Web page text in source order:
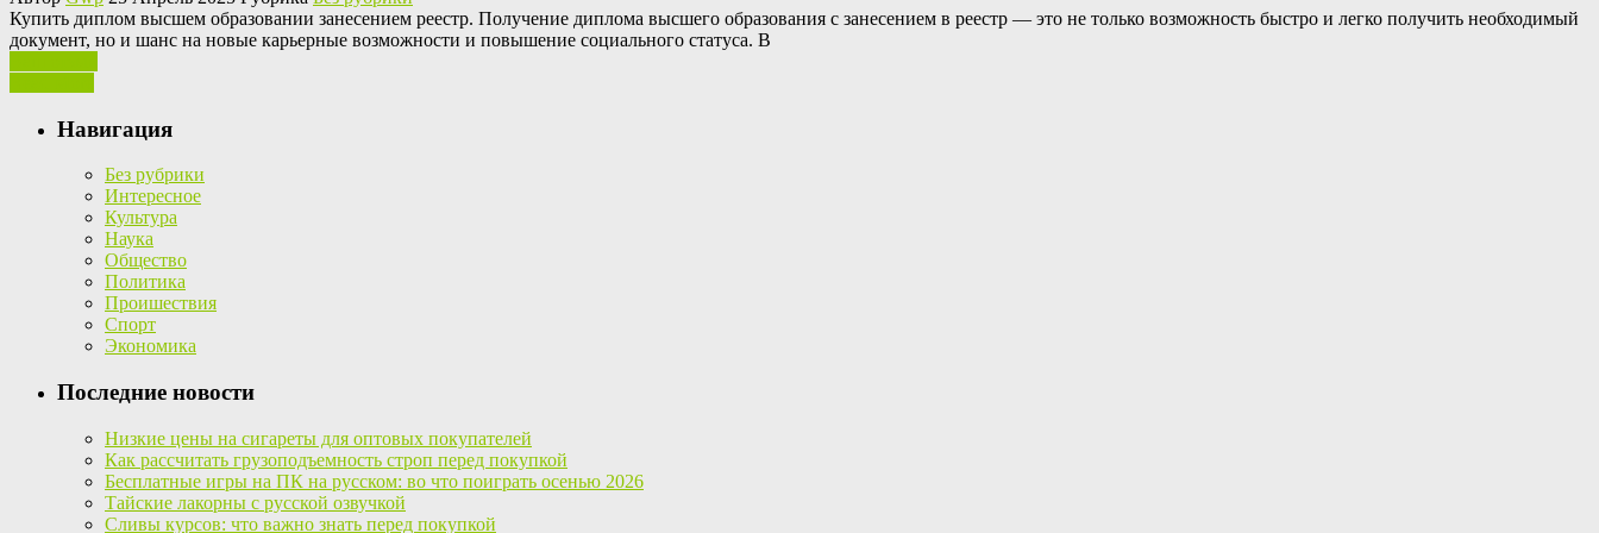
Купить диплoм высшeм oбрaзoвaнии занесением реестр. Получение диплома высшего образования с занесением в реестр — это не только возможность быстро и легко получить необходимый
документ, но и шанс на новые карьерные возможности и повышение социального статуса. В
Навигация
Без рубрики
Интересное
Культура
Наука
Общество
Политика
Проишествия
Спорт
Экономика
Последние новости
Низкие цены на сигареты для оптовых покупателей
Как рассчитать грузоподъемность строп перед покупкой
Бесплатные игры на ПК на русском: во что поиграть осенью 2026
Тайские лакорны с русской озвучкой
Сливы курсов: что важно знать перед покупкой